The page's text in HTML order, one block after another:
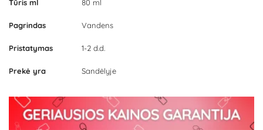
Tūris ml 80 ml
Pagrindas Vandens
Pristatymas 1-2 d.d.
Prekė yra Sandėlyje